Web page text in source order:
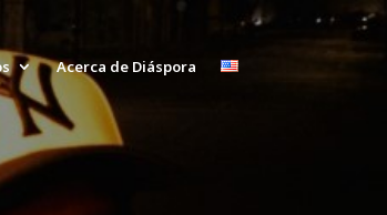
Acerca de Diáspora